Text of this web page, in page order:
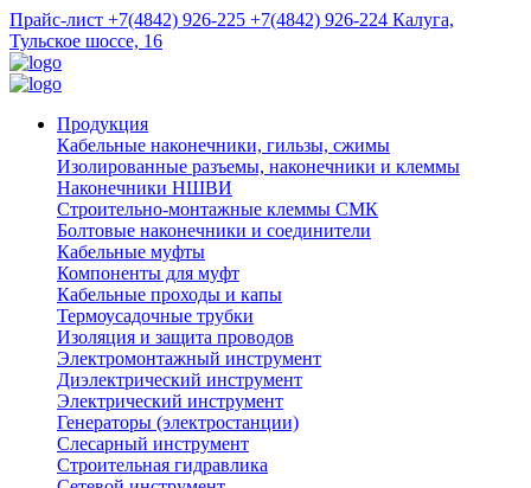
Прайс-лист +7(4842) 926-225 +7(4842) 926-224 Калуга,
Тульское шоссе, 16
Продукция
Кабельные наконечники, гильзы, сжимы
Изолированные разъемы, наконечники и клеммы
Наконечники НШВИ
Строительно-монтажные клеммы СМК
Болтовые наконечники и соединители
Кабельные муфты
Компоненты для муфт
Кабельные проходы и капы
Термоусадочные трубки
Изоляция и защита проводов
Электромонтажный инструмент
Диэлектрический инструмент
Электрический инструмент
Генераторы (электростанции)
Слесарный инструмент
Строительная гидравлика